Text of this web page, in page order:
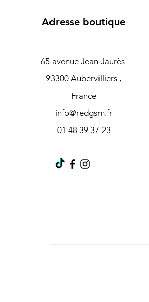
Adresse boutique
65 avenue Jean Jaurès
93300 Aubervilliers ,
France
info@redgsm.fr
01 48 39 37 23